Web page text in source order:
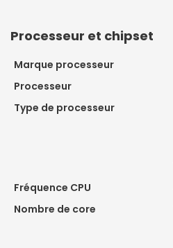
Processeur et chipset
Marque processeur
Processeur
Type de processeur
Fréquence CPU
Nombre de core